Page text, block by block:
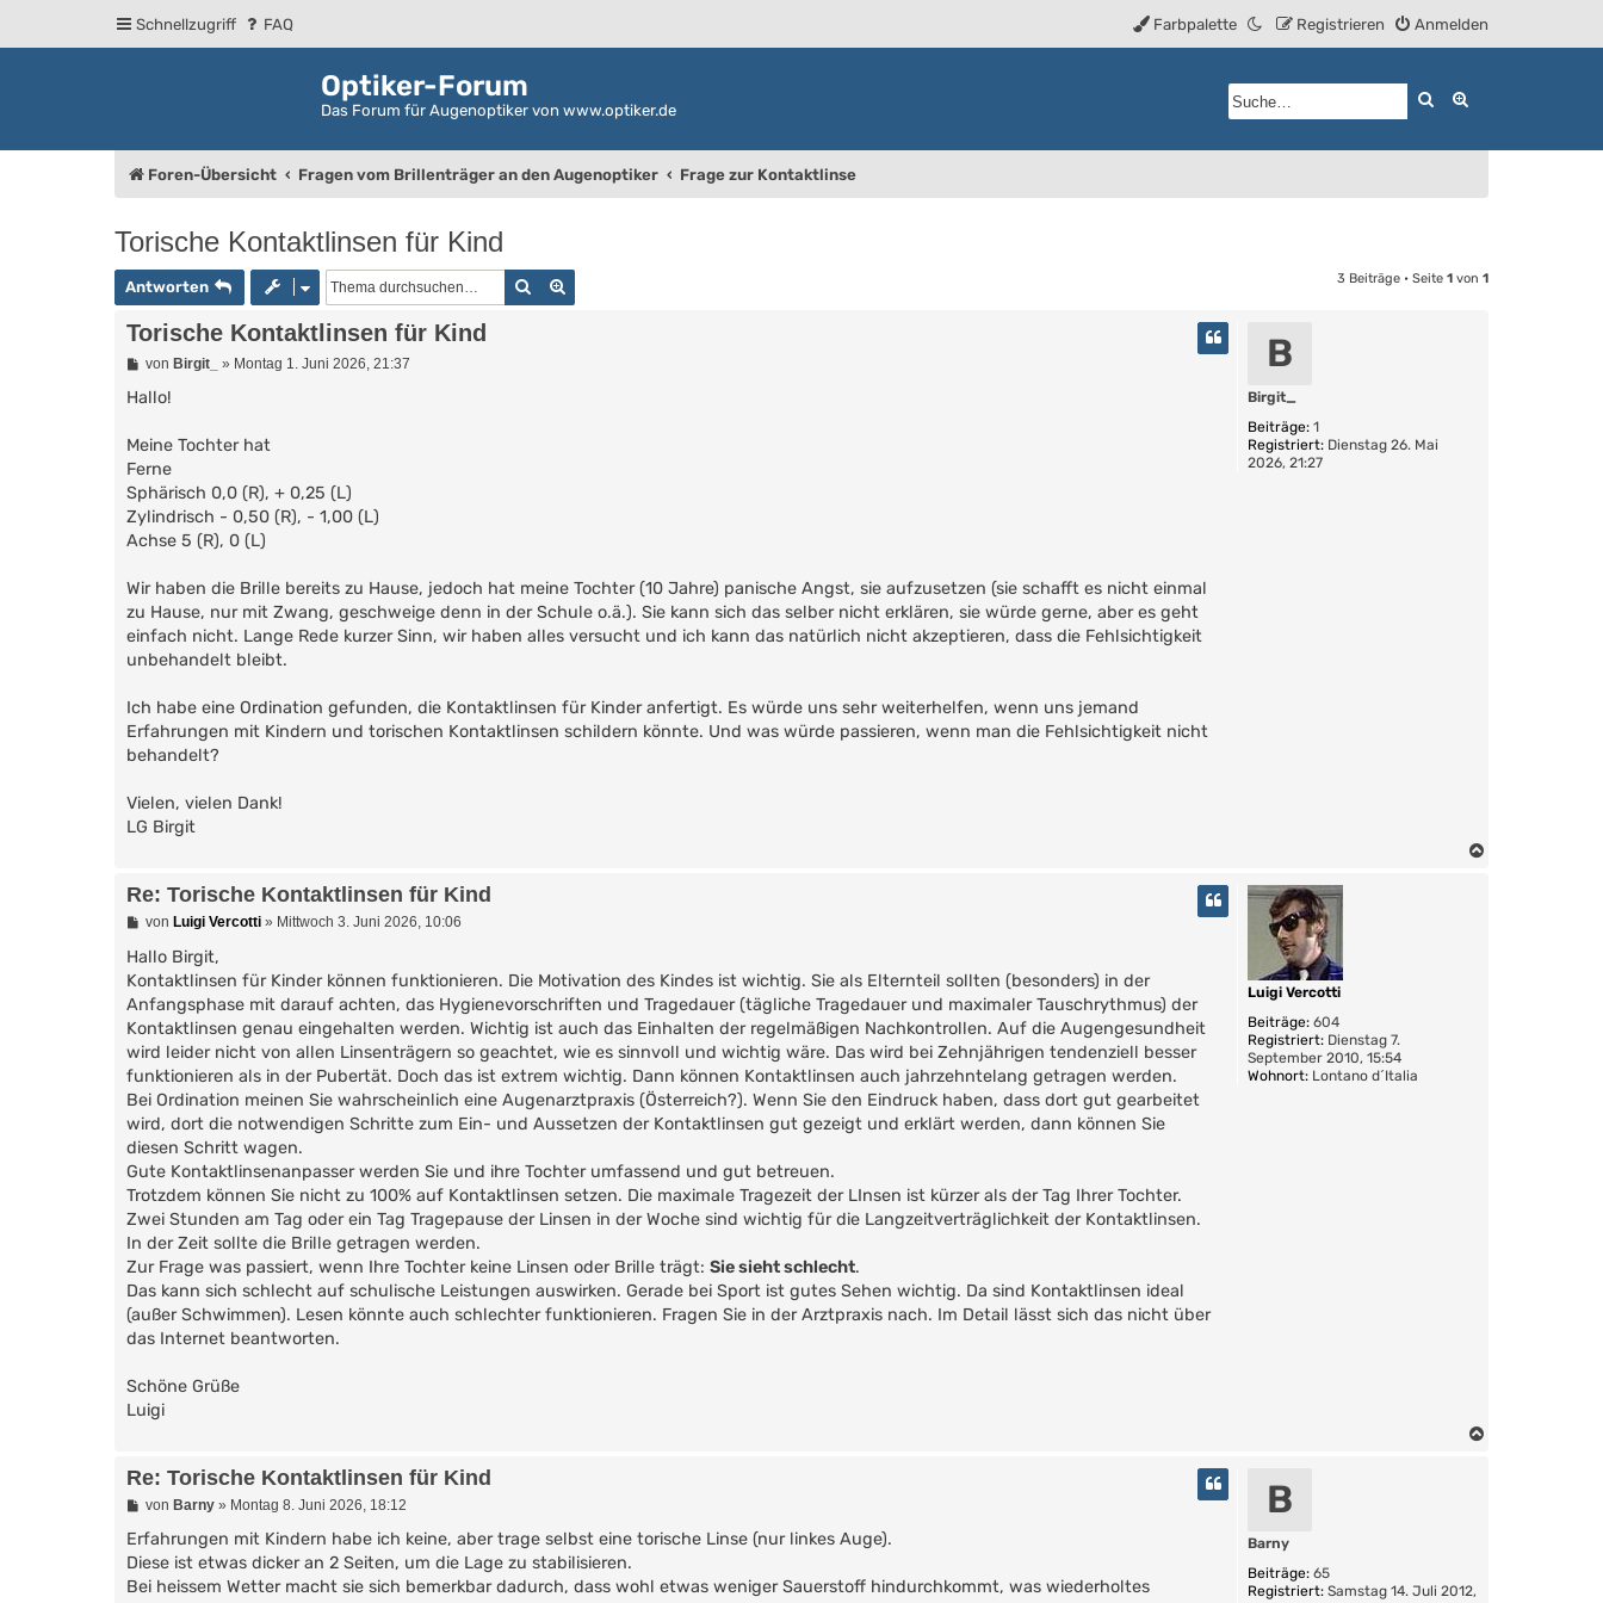
Schnellzugriff FAQ Anmelden
Registrieren
Farbpalette
Optiker-Forum
Das Forum für Augenoptiker von www.optiker.de
Suche
Foren-Übersicht Fragen vom Brillenträger an den Augenoptiker Frage zur Kontaktlinse
Torische Kontaktlinsen für Kind
Antworten Suche 3 Beiträge • Seite 1 von 1
B
Birgit_
Beiträge: 1
Registriert: Dienstag 26. Mai
2026, 21:27
Torische Kontaktlinsen für Kind
B
i
a
g
von Birgit_ » Montag 1. Juni 2026, 21:37
Hallo!
Meine Tochter hat
Ferne
Sphärisch 0,0 (R), + 0,25 (L)
Zylindrisch - 0,50 (R), - 1,00 (L)
Achse 5 (R), 0 (L)
Wir haben die Brille bereits zu Hause, jedoch hat meine Tochter (10 Jahre) panische Angst, sie aufzusetzen (sie schafft es nicht einmal
zu Hause, nur mit Zwang, geschweige denn in der Schule o.ä.). Sie kann sich das selber nicht erklären, sie würde gerne, aber es geht
einfach nicht. Lange Rede kurzer Sinn, wir haben alles versucht und ich kann das natürlich nicht akzeptieren, dass die Fehlsichtigkeit
unbehandelt bleibt.
Ich habe eine Ordination gefunden, die Kontaktlinsen für Kinder anfertigt. Es würde uns sehr weiterhelfen, wenn uns jemand
Erfahrungen mit Kindern und torischen Kontaktlinsen schildern könnte. Und was würde passieren, wenn man die Fehlsichtigkeit nicht
behandelt?
Vielen, vielen Dank!
LG Birgit
Luigi Vercotti
Beiträge: 604
Registriert: Dienstag 7.
September 2010, 15:54
Wohnort: Lontano d´Italia
Re: Torische Kontaktlinsen für Kind
B
i
r
a
g
von Luigi Vercotti» Mittwoch 3. Juni 2026, 10:06
Hallo Birgit,
Kontaktlinsen für Kinder können funktionieren. Die Motivation des Kindes ist wichtig. Sie als Elternteil sollten (besonders) in der
Anfangsphase mit darauf achten, das Hygienevorschriften und Tragedauer (tägliche Tragedauer und maximaler Tauschrythmus) der
Kontaktlinsen genau eingehalten werden. Wichtig ist auch das Einhalten der regelmäßigen Nachkontrollen. Auf die Augengesundheit
wird leider nicht von allen Linsenträgern so geachtet, wie es sinnvoll und wichtig wäre. Das wird bei Zehnjährigen tendenziell besser
funktionieren als in der Pubertät. Doch das ist extrem wichtig. Dann können Kontaktlinsen auch jahrzehntelang getragen werden.
Bei Ordination meinen Sie wahrscheinlich eine Augenarztpraxis (Österreich?). Wenn Sie den Eindruck haben, dass dort gut gearbeitet
wird, dort die notwendigen Schritte zum Ein- und Aussetzen der Kontaktlinsen gut gezeigt und erklärt werden, dann können Sie
diesen Schritt wagen.
Gute Kontaktlinsenanpasser werden Sie und ihre Tochter umfassend und gut betreuen.
Trotzdem können Sie nicht zu 100% auf Kontaktlinsen setzen. Die maximale Tragezeit der LInsen ist kürzer als der Tag Ihrer Tochter.
Zwei Stunden am Tag oder ein Tag Tragepause der Linsen in der Woche sind wichtig für die Langzeitverträglichkeit der Kontaktlinsen.
In der Zeit sollte die Brille getragen werden.
Zur Frage was passiert, wenn Ihre Tochter keine Linsen oder Brille trägt: Sie sieht schlecht.
Das kann sich schlecht auf schulische Leistungen auswirken. Gerade bei Sport ist gutes Sehen wichtig. Da sind Kontaktlinsen ideal
(außer Schwimmen). Lesen könnte auch schlechter funktionieren. Fragen Sie in der Arztpraxis nach. Im Detail lässt sich das nicht über
das Internet beantworten.
Schöne Grüße
Luigi
B
Barny
Beiträge: 65
Registriert: Samstag 14. Juli 2012,
Re: Torische Kontaktlinsen für Kind
B
i
t
r
a
von Barny» Montag 8. Juni 2026, 18:12
Erfahrungen mit Kindern habe ich keine, aber trage selbst eine torische Linse (nur linkes Auge).
Diese ist etwas dicker an 2 Seiten, um die Lage zu stabilisieren.
Bei heissem Wetter macht sie sich bemerkbar dadurch, dass wohl etwas weniger Sauerstoff hindurchkommt, was wiederholtes